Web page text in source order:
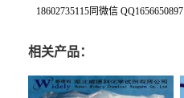
18602735115同微信 QQ1656650897
相关产品：